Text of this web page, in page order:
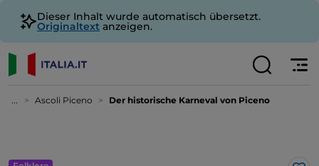
Dieser Inhalt wurde automatisch übersetzt.
Originaltext anzeigen.
... Ascoli Piceno Der historische Karneval von Piceno